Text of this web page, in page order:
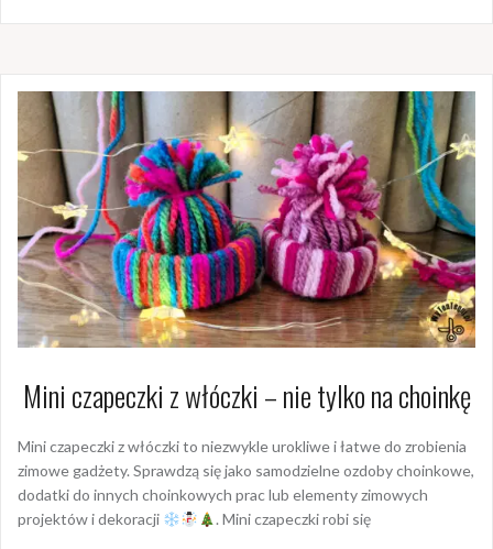
Mini czapeczki z włóczki – nie tylko na choinkę
Mini czapeczki z włóczki to niezwykle urokliwe i łatwe do zrobienia
zimowe gadżety. Sprawdzą się jako samodzielne ozdoby choinkowe,
dodatki do innych choinkowych prac lub elementy zimowych
projektów i dekoracji
. Mini czapeczki robi się